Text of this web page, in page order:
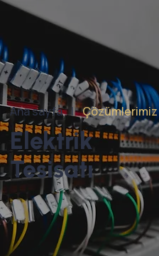
Ana sayfa |Çözümlerimiz
Elektrik
Tesisatı